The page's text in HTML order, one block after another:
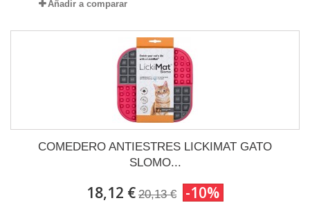
Añadir a comparar
COMEDERO ANTIESTRES LICKIMAT GATO
SLOMO...
18,12 € 20,13 € -10%